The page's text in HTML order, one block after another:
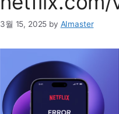
3월 15, 2025 by AImaster